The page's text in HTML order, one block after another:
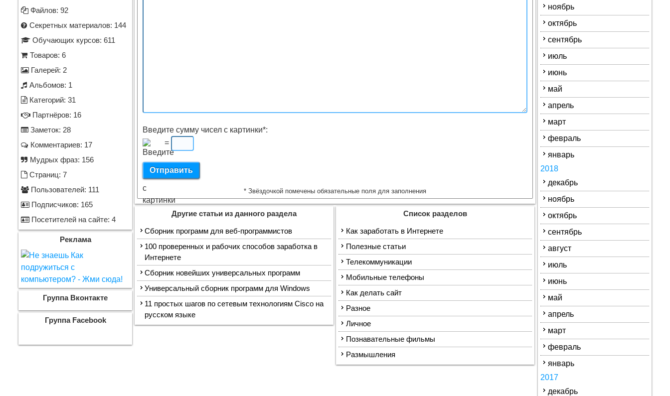
Введите сумму чисел с картинки*:
=
* Звёздочкой помечены обязательные поля для заполнения
Другие статьи из данного раздела
Сборник программ для веб-программистов
100 проверенных и рабочих способов заработка в
Интернете
Сборник новейших универсальных программ
Универсальный сборник программ для Windows
11 простых шагов по сетевым технологиям Cisco на
русском языке
Список разделов
Как заработать в Интернете
Полезные статьи
Телекоммуникации
Мобильные телефоны
Как делать сайт
Разное
Личное
Познавательные фильмы
Размышления
Файлов: 92
Секретных материалов: 144
Обучающих курсов: 611
Товаров: 6
Галерей: 2
Альбомов: 1
Категорий: 31
Партнёров: 16
Заметок: 28
Комментариев: 17
Мудрых фраз: 156
Страниц: 7
Пользователей: 111
Подписчиков: 165
Посетителей на сайте: 4
Реклама
Группа Вконтакте
Группа Facebook
ноябрь
октябрь
сентябрь
июль
июнь
май
апрель
март
февраль
январь
2018
декабрь
ноябрь
октябрь
сентябрь
август
июль
июнь
май
апрель
март
февраль
январь
2017
декабрь